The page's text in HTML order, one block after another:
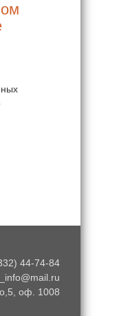
44-74-84
оф. 1008